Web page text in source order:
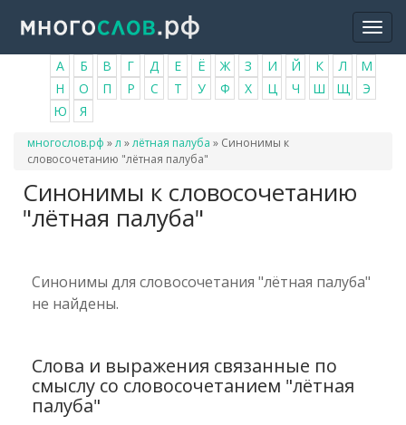
основному
содержанию
А Б В Г Д Е Ё Ж З И Й К Л
М
Н
О П Р С Т У Ф Х Ц Ч Ш Щ
Э
Ю
Я
Вы
здесь
многослов.рф »л »лётная палуба » Синонимы к
словосочетанию "лётная палуба"
Синонимы к словосочетанию
"лётная палуба"
Синонимы для словосочетания "лётная палуба"
не найдены.
Слова и выражения связанные по
смыслу со словосочетанием "лётная
палуба"